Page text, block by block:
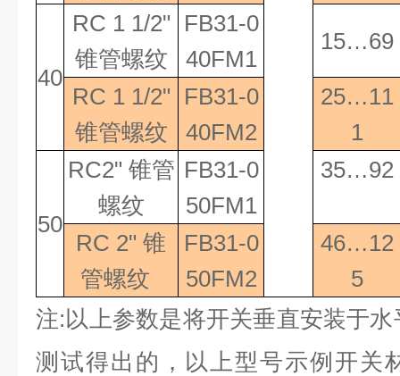
40
RC 1 1/2"
锥管螺纹
FB31-0
40FM1
15…69
RC 1 1/2"
锥管螺纹
FB31-0
40FM2
25…11
1
50
RC2" 锥管
螺纹
FB31-0
50FM1
35…92
RC 2" 锥
管螺纹
FB31-0
50FM2
46…12
5
注:以上参数是将开关垂直安装于水
测试得出的，以上型号示例开关